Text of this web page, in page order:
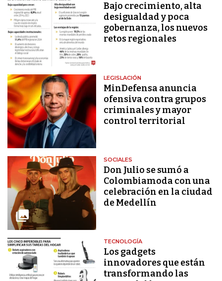
Bajo crecimiento, alta
desigualdad y poca
gobernanza, los nuevos
retos regionales
LEGISLACIÓN
MinDefensa anuncia
ofensiva contra grupos
criminales y mayor
control territorial
SOCIALES
Don Julio se sumó a
Colombiamoda con una
celebración en la ciudad
de Medellín
TECNOLOGÍA
Los gadgets
innovadores que están
transformando las